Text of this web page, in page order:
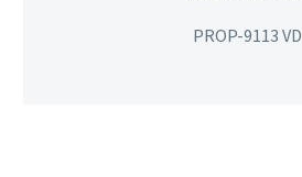
PROP-9113 VD